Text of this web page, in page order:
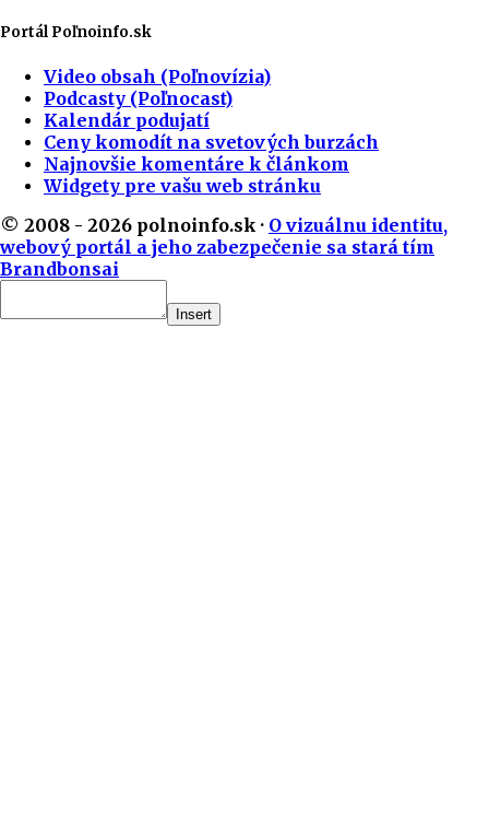
Portál Poľnoinfo.sk
Video obsah (Poľnovízia)
Podcasty (Poľnocast)
Kalendár podujatí
Ceny komodít na svetových burzách
Najnovšie komentáre k článkom
Widgety pre vašu web stránku
© 2008 - 2026 polnoinfo.sk · O vizuálnu identitu,
webový portál a jeho zabezpečenie sa stará tím
Brandbonsai
Insert